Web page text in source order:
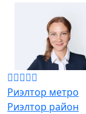
Риэлтор метро
Риэлтор район